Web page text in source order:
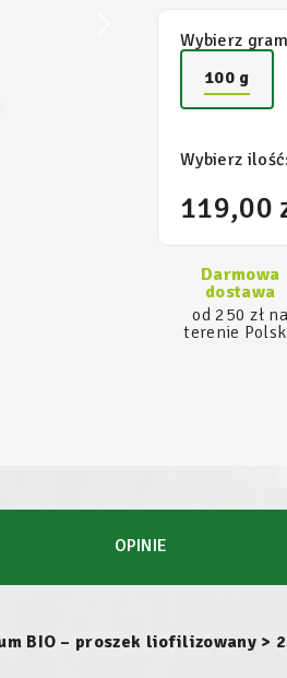
Wybierz
100 g
Wybierz
119,00
Darmowa
dostawa
od 250 zł na
terenie
OPINIE
BIO – proszek liofilizowany >